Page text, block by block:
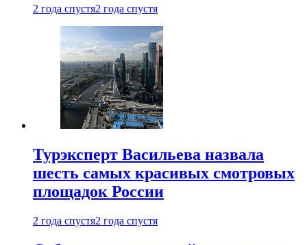
2 года спустя2 года спустя
Турэксперт Васильева назвала
шесть самых красивых смотровых
площадок России
2 года спустя2 года спустя